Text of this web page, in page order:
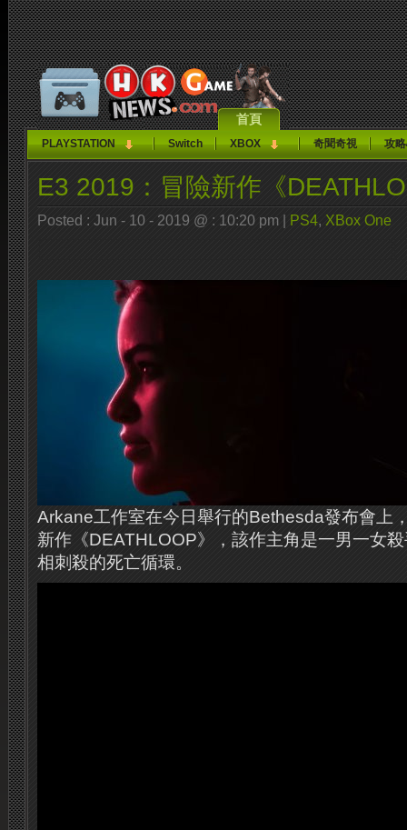
首頁
PLAYSTATION Switch XBOX 奇聞奇視 攻
E3 2019：冒險新作《
Posted : Jun - 10 - 2019 @ : 10:20 pm | PS4, XBox One
Arkane工作室在今日舉行的Bethesda發布會上
新作《DEATHLOOP》，該作主角是一男一女
相刺殺的死亡循環。